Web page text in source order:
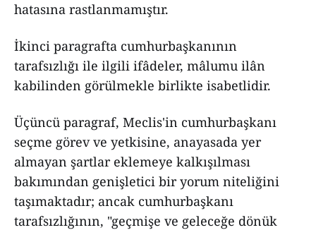
hatasına rastlanmamıştır.
İkinci paragrafta cumhurbaşkanının
tarafsızlığı ile ilgili ifâdeler, mâlumu ilân
kabilinden görülmekle birlikte isabetlidir.
Üçüncü paragraf, Meclis'in cumhurbaşkanı
seçme görev ve yetkisine, anayasada yer
almayan şartlar eklemeye kalkışılması
bakımından genişletici bir yorum niteliğini
taşımaktadır; ancak cumhurbaşkanı
tarafsızlığının, "geçmişe ve geleceğe dönük